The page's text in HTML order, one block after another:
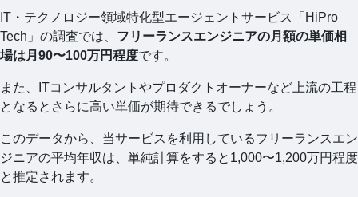
IT・テクノロジー領域特化型エージェントサービス「HiPro
Tech」の調査では、 フリーランスエンジニアの月額の単価相
場は月90〜100万円程度です。
また、ITコンサルタントやプロダクトオーナーなど上流の工程
となるとさらに高い単価が期待できるでしょう。
このデータから、当サービスを利用しているフリーランスエン
ジニアの平均年収は、単純計算をすると1,000〜1,200万円程度
と推定されます。